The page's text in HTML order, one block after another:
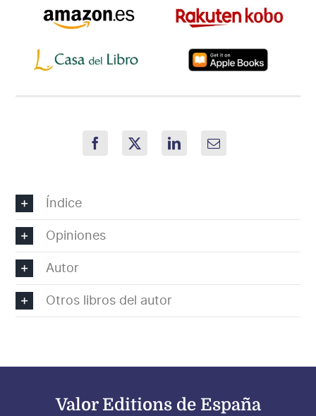
Índice
Opiniones
Autor
Otros libros del autor
Valor Editions de España